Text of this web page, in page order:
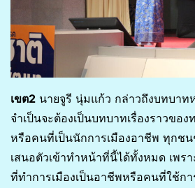
เขต2 นายจูรี นุ่มแก้ว กล่าวถึงบทบาท
จำเป็นจะต้องเป็นบทบาทเรื่องราวของ
หรือคนที่เป็นนักการเมืองอาชีพ ทุกช
เสนอตัวเข้าทำหน้าที่นี้ได้ทั้งหมด เพร
ที่ทำการเมืองเป็นอาชีพหรือคนที่ใช้กา